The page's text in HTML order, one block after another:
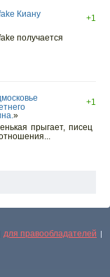
Киану
+1
получается
»
+1
прыгает, писец
для правообладателей |